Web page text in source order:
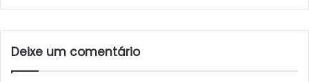
Deixe um comentário